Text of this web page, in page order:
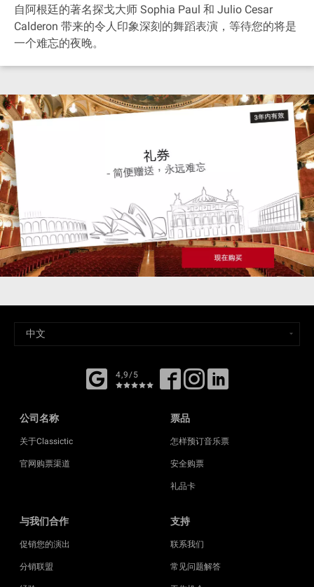
自阿根廷的著名探戈大师 Sophia Paul 和 Julio Cesar
Calderon 带来的令人印象深刻的舞蹈表演，等待您的将是
一个难忘的夜晚。
4,9/5
公司名称
关于Classictic
官网购票渠道
票品
怎样预订音乐票
安全购票
礼品卡
与我们合作
促销您的演出
分销联盟
支持
联系我们
常见问题解答